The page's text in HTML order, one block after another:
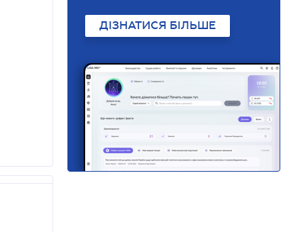
ДІЗНАТИСЯ БІЛЬШЕ